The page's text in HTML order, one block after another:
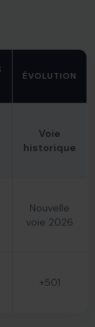
ÉVOLUTION
Voie
historique
Nouvelle
voie 2026
+501